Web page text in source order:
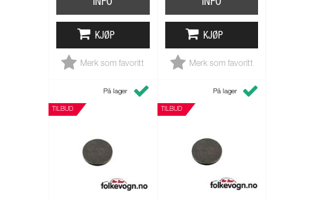
INFO
KJØP
Merk som favoritt
INFO
KJØP
Merk som favoritt
TILBUD
På lager
TILBUD
På lager